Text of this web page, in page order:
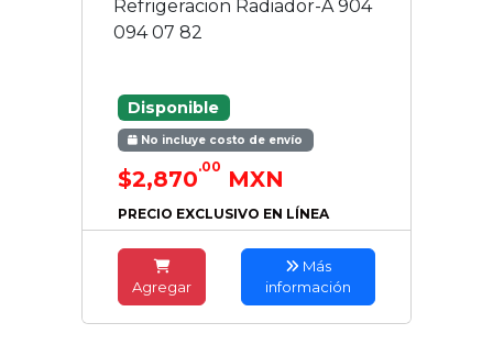
Refrigeracion Radiador-A 904
094 07 82
Disponible
No incluye costo de envío
$2,870.00 MXN
PRECIO EXCLUSIVO EN LÍNEA
Agregar
Más
información